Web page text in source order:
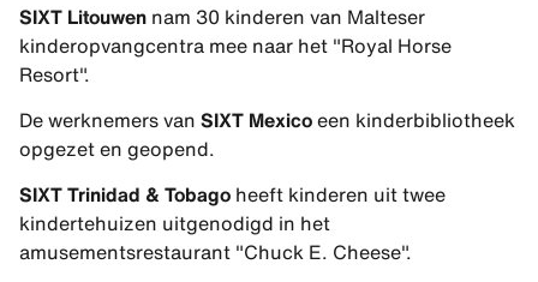
SIXT Litouwen nam 30 kinderen van Malteser
kinderopvangcentra mee naar het "Royal Horse
Resort".
De werknemers van SIXT Mexicoeen kinderbibliotheek
opgezet en geopend.
SIXT Trinidad & Tobago heeft kinderen uit twee
kindertehuizen uitgenodigd in het
amusementsrestaurant "Chuck E. Cheese".